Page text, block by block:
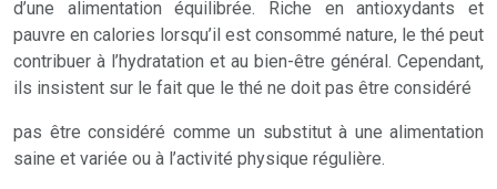
d’une alimentation équilibrée. Riche en antioxydants et
pauvre en calories lorsqu’il est consommé nature, le thé peut
contribuer à l’hydratation et au bien-être général. Cependant,
ils insistent sur le fait que le thé ne doit pas être considéré
pas être considéré comme un substitut à une alimentation
saine et variée ou à l’activité physique régulière.